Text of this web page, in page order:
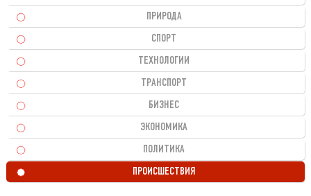
ПРИРОДА
СПОРТ
ТЕХНОЛОГИИ
ТРАНСПОРТ
БИЗНЕС
ЭКОНОМИКА
ПОЛИТИКА
ПРОИСШЕСТВИЯ